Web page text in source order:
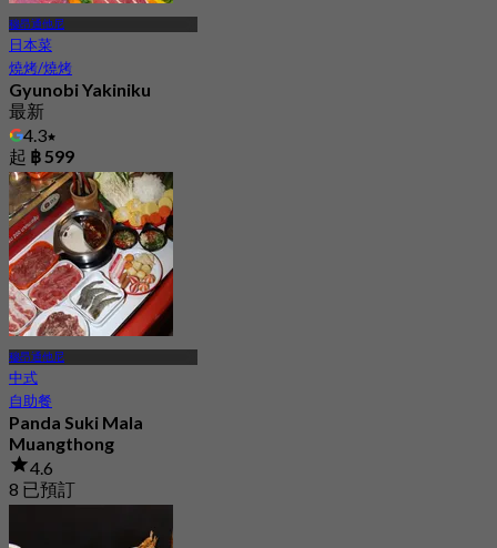
穆昂通他尼
日本菜
燒烤/燒烤
Gyunobi Yakiniku
最新
4.3
起 ฿ 599
穆昂通他尼
中式
自助餐
Panda Suki Mala
Muangthong
4.6
8 已預訂